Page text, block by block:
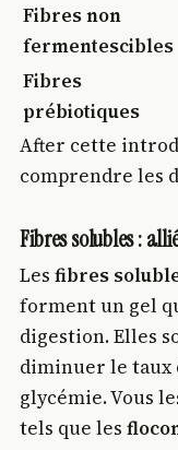
Fibres non
fermentescibles
Fibres
prébiotiques
After cette
comprendre les
Fibres solubles :
Lesfibres
forment un gel
digestion. Elles
diminuer le taux
glycémie. Vous
tels que les